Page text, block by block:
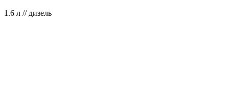
1.6 л // дизель